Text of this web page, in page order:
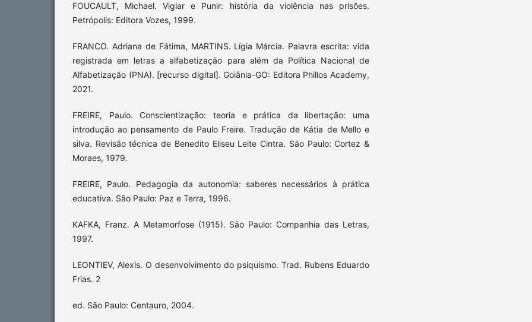
FOUCAULT, Michael. Vigiar e Punir: história da violência nas prisões.
Petrópolis: Editora Vozes, 1999.
FRANCO. Adriana de Fátima, MARTINS. Lígia Márcia. Palavra escrita: vida
registrada em letras a alfabetização para além da Política Nacional de
Alfabetização (PNA). [recurso digital]. Goiânia-GO: Editora Phillos Academy,
2021.
FREIRE, Paulo. Conscientização: teoria e prática da libertação: uma
introdução ao pensamento de Paulo Freire. Tradução de Kátia de Mello e
silva. Revisão técnica de Benedito Eliseu Leite Cintra. São Paulo: Cortez &
Moraes, 1979.
FREIRE, Paulo. Pedagogia da autonomia: saberes necessários à prática
educativa. São Paulo: Paz e Terra, 1996.
KAFKA, Franz. A Metamorfose (1915). São Paulo: Companhia das Letras,
1997.
LEONTIEV, Alexis. O desenvolvimento do psiquismo. Trad. Rubens Eduardo
Frias. 2
ed. São Paulo: Centauro, 2004.